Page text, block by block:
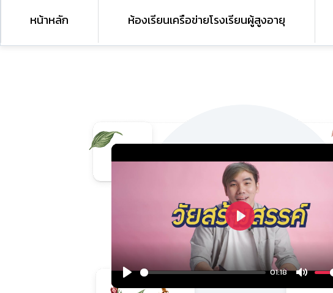
หน้าหลัก ห้องเรียนเครือข่ายโรงเรียนผู้สูงอายุ
Play
01:18
Mute
Play